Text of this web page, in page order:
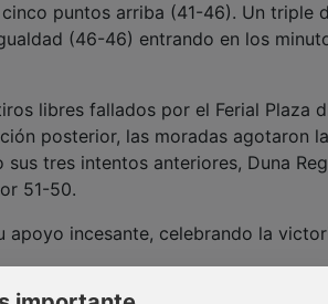
puntos arriba (41-46). Un triple
(46-46) entrando en los
libres fallados por el Ferial Plaza
posterior, las moradas agotaron la
tres intentos anteriores, Duna
51-50.
apoyo incesante, celebrando la